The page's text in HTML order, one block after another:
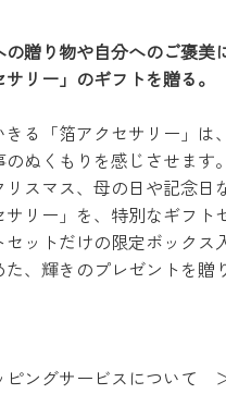
贈り物や自分へのご褒美
サリー」のギフトを贈る。
きる「箔アクセサリー」
ぬくもりを感じさせます。
リスマス、母の日や記念
サリー」を、特別なギフ
ットだけの限定ボックス
、輝きのプレゼントを贈
ピングサービスについて